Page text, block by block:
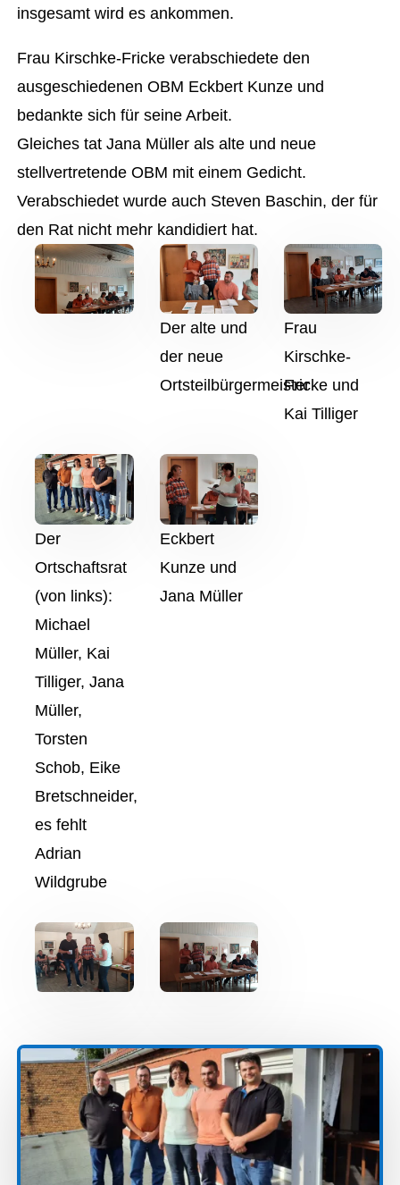
insgesamt wird es ankommen.
Frau Kirschke-Fricke verabschiedete den
ausgeschiedenen OBM Eckbert Kunze und
bedankte sich für seine Arbeit.
Gleiches tat Jana Müller als alte und neue
stellvertretende OBM mit einem Gedicht.
Verabschiedet wurde auch Steven Baschin, der für
den Rat nicht mehr kandidiert hat.
Der alte und
der neue
Ortsteilbürgermeister
Frau
Kirschke-
Fricke und
Kai Tilliger
Der
Ortschaftsrat
(von links):
Michael
Müller, Kai
Tilliger, Jana
Müller,
Torsten
Schob, Eike
Bretschneider,
es fehlt
Adrian
Wildgrube
Eckbert
Kunze und
Jana Müller